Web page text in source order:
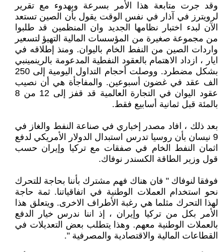
وقد جرت متابعة هذا الأمر بسرعة وبهدوء مع تقرير
لرويترز في آذار في نفس الوقت يقول بأن الصين تستعد
الآن لبدء اختبار نظامها الجديد وان المنظمين قد طلبوا
من مجموعة صغيرة من المؤسسات المالية التهيؤ لتسعير
واردات الصين من النفط الخام باليوان. ومنذ إطلاقه في
ايار ، ازداد الاهتمام بالعقود النفطية المدعومة بالرينمينبي
بشكل مضطرد. ووصلت أحجام التداول اليومية إلى 250
الف عقد في غضون أسبوعين. والمفاجأة هي أن نصيب
عقود اليوان في التجارة العالمية قد قفز إلى 12 من 8
بالمئة قبل ثمانية أسابيع فقط.
بعد ذلك ، افاد مصدر إخباري في صناعة النفط والغاز في
9 نيسان بأن روسيا تدرس استبدال الدولار الأمريكي لدفع
اثمان النفط الخام في صفقات مع تركيا وإيران حسب
قول وزير الطاقة الكسندر نوفاك.
فوفقا لنوفاك " فان هناك فهم مشترك بأننا بحاجة للتحرك
نحو استخدام العملات الوطنية في اتفاقياتنا. ثمة حاجة
لهذا التحرك مثلما هي رغبة الأطراف الاخرى. ويتعلق هذا
الأمر بكل من تركيا وإيران ، إذ اننا ندرس خيار الدفع
بالعملات الوطنية معهم. وهذا يتطلب بعض التعديلات في
القطاعات المالية والاقتصادية والمصرفية ".